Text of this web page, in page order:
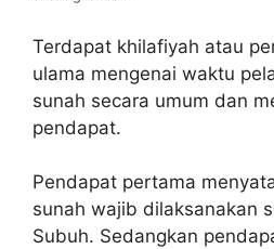
Terdapat khilafiyah atau
ulama mengenai waktu
sunah secara umum dan
pendapat.
Pendapat pertama
sunah wajib dilaksanakan
Subuh. Sedangkan